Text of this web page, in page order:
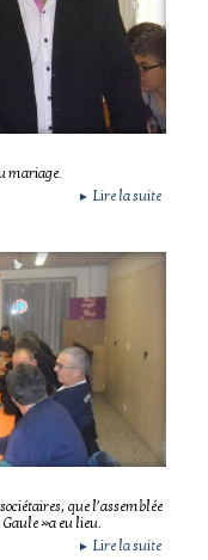
mariage.
► Lire la suite
que l’assemblée
»a eu lieu.
► Lire la suite